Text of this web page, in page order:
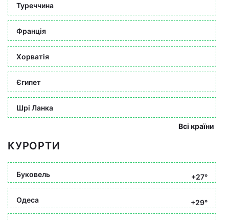
Туреччина
Франція
Хорватія
Єгипет
Шрі Ланка
Всі країни
КУРОРТИ
Буковель +27°
Одеса +29°